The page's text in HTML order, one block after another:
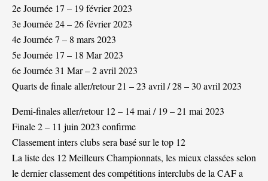
2e Journée 17 – 19 février 2023
3e Journée 24 – 26 février 2023
4e Journée 7 – 8 mars 2023
5e Journée 17 – 18 Mar 2023
6e Journée 31 Mar – 2 avril 2023
Quarts de finale aller/retour 21 – 23 avril / 28 – 30 avril 2023
Demi-finales aller/retour 12 – 14 mai / 19 – 21 mai 2023
Finale 2 – 11 juin 2023 confirme
Classement inters clubs sera basé sur le top 12
La liste des 12 Meilleurs Championnats, les mieux classées selon
le dernier classement des compétitions interclubs de la CAF a